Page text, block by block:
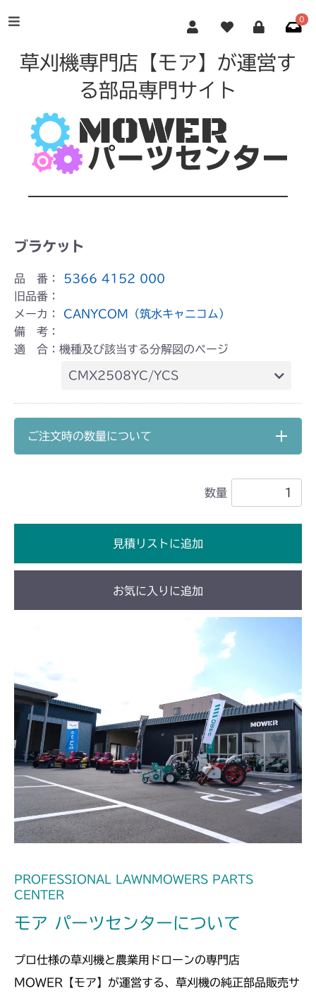
0
草刈機専門店【モア】が運営す
る部品専門サイト
ブラケット
品 番：
5366 4152 000
旧品番：
メーカ： CANYCOM（筑水キャニコム）
備 考：
適 合：機種及び該当する分解図のページ
CMX2508YC/YCS
ご注文時の数量について
数量
見積リストに追加
お気に入りに追加
PROFESSIONAL LAWNMOWERS PARTS
CENTER
モア パーツセンターについて
プロ仕様の草刈機と農業用ドローンの専門店
MOWER【モア】が運営する、草刈機の純正部品販売サ